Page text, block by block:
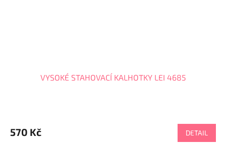
VYSOKÉ STAHOVACÍ KALHOTKY LEI 4685
produktu
je
570 Kč DETAIL